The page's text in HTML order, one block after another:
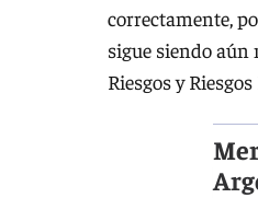
correctamente,
sigue siendo aún
Riesgos y